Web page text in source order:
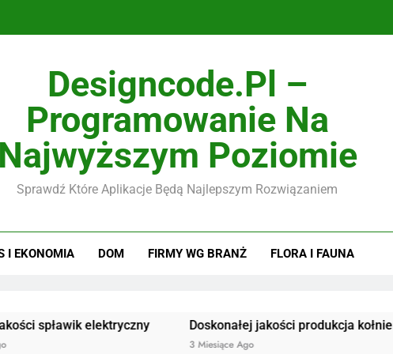
Designcode.pl –
Programowanie Na
Najwyższym Poziomie
Sprawdź Które Aplikacje Będą Najlepszym Rozwiązaniem
I EKONOMIA DOM FIRMY WG BRANŻ FLORA I FAUNA
elektryczny Doskonałej jakości produkcja kołnierzy do rur
3 Miesiące Ago